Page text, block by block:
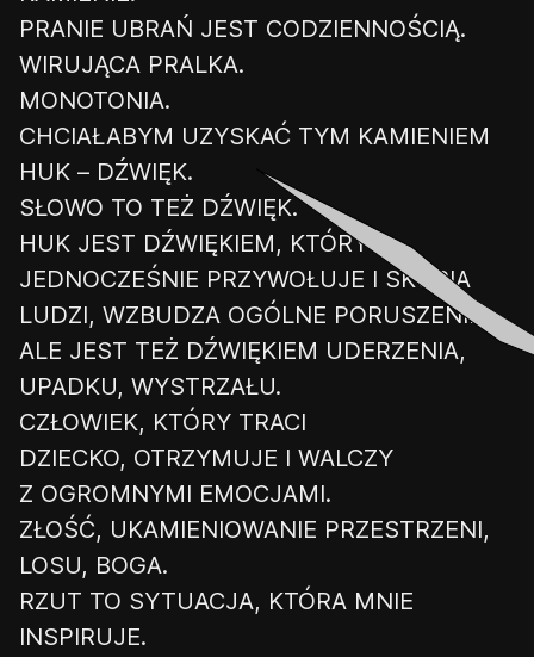
PRANIE UBRAŃ JEST CODZIENNOŚCIĄ.
WIRUJĄCA PRALKA.
MONOTONIA.
CHCIAŁABYM UZYSKAĆ TYM KAMIENIEM
HUK – DŹWIĘK.
SŁOWO TO TEŻ DŹWIĘK.
HUK JEST DŹWIĘKIEM, KTÓRY
JEDNOCZEŚNIE PRZYWOŁUJE I SKUPIA
LUDZI, WZBUDZA OGÓLNE PORUSZENIE.
ALE JEST TEŻ DŹWIĘKIEM UDERZENIA,
UPADKU, WYSTRZAŁU.
CZŁOWIEK, KTÓRY TRACI
DZIECKO, OTRZYMUJE I WALCZY
Z OGROMNYMI EMOCJAMI.
ZŁOŚĆ, UKAMIENIOWANIE PRZESTRZENI,
LOSU, BOGA.
RZUT TO SYTUACJA, KTÓRA MNIE
INSPIRUJE.